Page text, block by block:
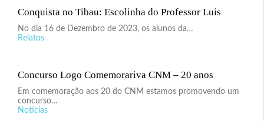
Conquista no Tibau: Escolinha do Professor Luis
No dia 16 de Dezembro de 2023, os alunos da…
Relatos
Concurso Logo Comemorariva CNM – 20 anos
Em comemoração aos 20 do CNM estamos promovendo um
concurso…
Notícias